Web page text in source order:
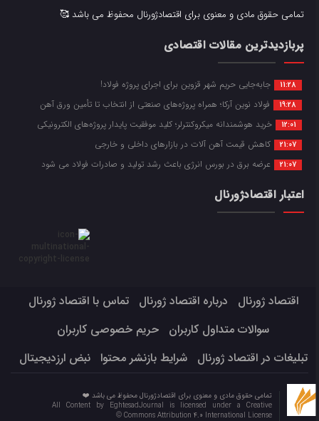
تمامی حقوق مادی و معنوی برای اقتصادژورنال محفوظ می باشد 🥰
پربازدیدترین مقالات اقتصادی
11:28 جابه‌جایی حریم شهر قزوین برای اجرای پروژه فولاد!
19:28 فولاد نوین آرکا؛ همراه پروژه‌های صنعتی از انتخاب تا تأمین ورق آهن
12:01 خرید هوشمندانه میکروکنترلر؛ کلید موفقیت پایدار پروژه‌های الکترونیکی
21:07 کاهش قیمت آهن آلات در بازارهای داخلی و خارجی
21:07 عرضه برق در بورس انرژی باعث رشد تولید و صادرات فولاد می شود
اعتبار اقتصادژورنال
اقتصاد ژورنال درباره اقتصاد ژورنال
تماس با اقتصاد ژورنال
سوالات متداول کاربران
حریم خصوصی کاربران
تبلیغات در اقتصاد ژورنال
شرایط بازنشر محتوا نبض ارزدیجیتال
تمامی حقوق مادی و معنوی برای اقتصادژورنال محفوظ می باشد ❤️
All Content by EghtesadJournal is licensed under a Creative
Commons Attribution 4.0 International License ©️